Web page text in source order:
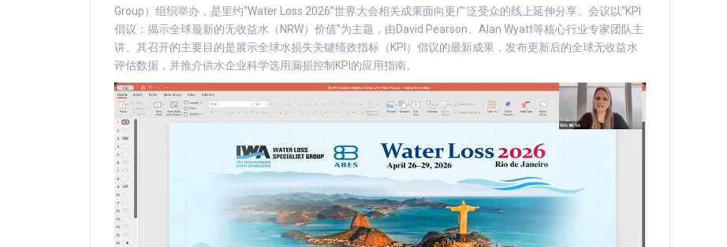
Group）组织举办，是里约“Water Loss 2026”世界大会相关成果面向更广泛受众的线上延伸分享。会议以“KPI
倡议：揭示全球最新的无收益水（NRW）价值”为主题，由David Pearson、Alan Wyatt等核心行业专家团队主
讲。其召开的主要目的是展示全球水损失关键绩效指标（KPI）倡议的最新成果，发布更新后的全球无收益水
评估数据，并推介供水企业科学选用漏损控制KPI的应用指南。